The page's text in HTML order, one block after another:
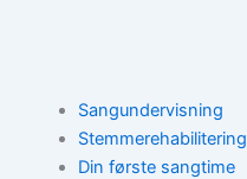
Sangundervisning
Stemmerehabilitering
Din første sangtime